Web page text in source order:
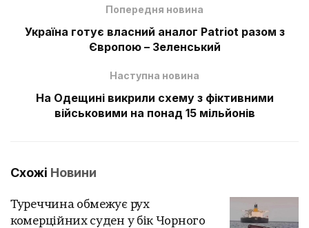
Попередня новина
Україна готує власний аналог Patriot разом з
Європою – Зеленський
Наступна новина
На Одещині викрили схему з фіктивними
військовими на понад 15 мільйонів
Схожі Новини
Туреччина обмежує рух
комерційних суден у бік Чорного